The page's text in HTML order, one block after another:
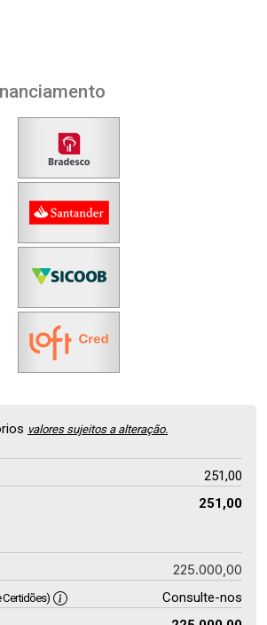
valores sujeitos a alteração.
251,00
251,00
225.000,00
Certidões)
Consulte-nos